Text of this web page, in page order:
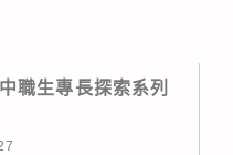
職生專長探索系列